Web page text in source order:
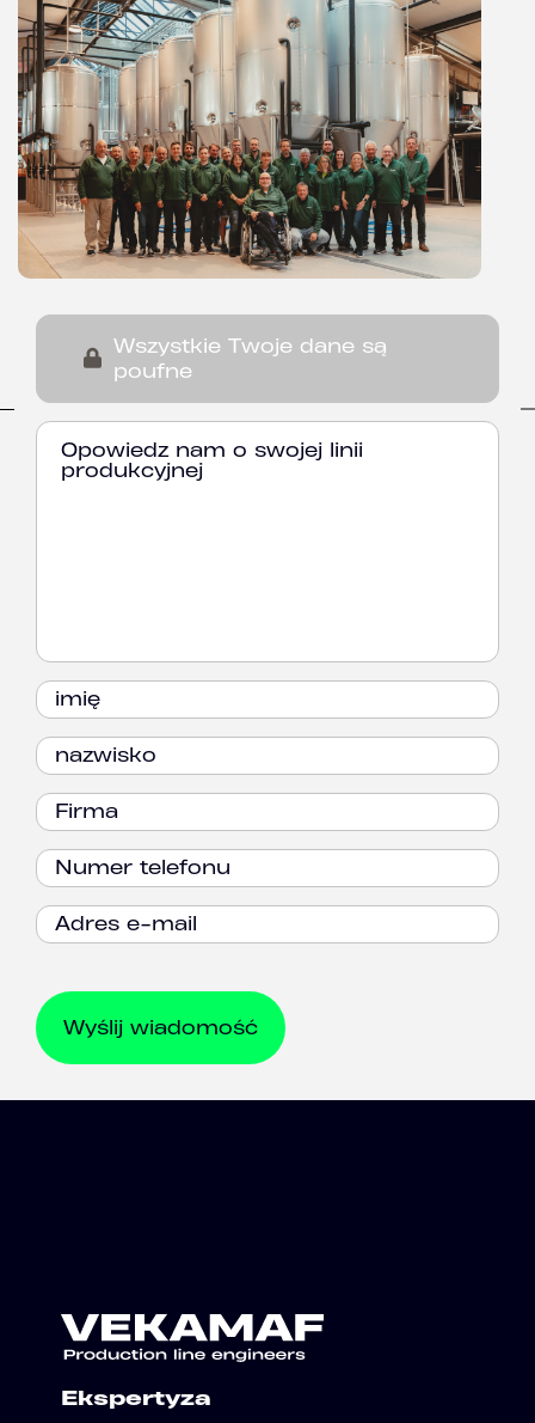
Wszystkie Twoje dane są
poufne
Ekspertyza